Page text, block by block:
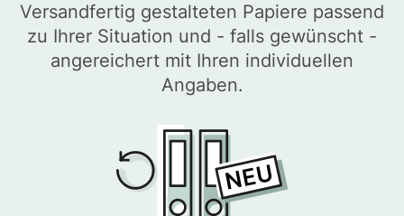
Versandfertig gestalteten Papiere passend
zu Ihrer Situation und - falls gewünscht -
angereichert mit Ihren individuellen
Angaben.